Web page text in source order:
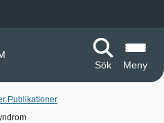
Sök
Meny
Publikationer